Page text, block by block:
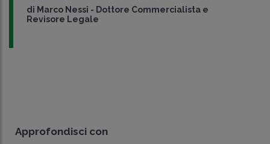
di Marco Nessi - Dottore Commercialista e
Revisore Legale
Approfondisci con